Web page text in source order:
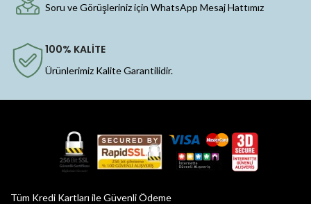
Soru ve Görüşleriniz için WhatsApp Mesaj Hattımız
100% KALİTE
Ürünlerimiz Kalite Garantilidir.
Tüm Kredi Kartları ile Güvenli Ödeme